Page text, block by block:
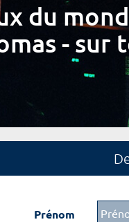
du
- sur
Prénom